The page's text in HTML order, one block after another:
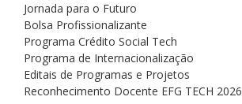
Jornada para o Futuro
Bolsa Profissionalizante
Programa Crédito Social Tech
Programa de Internacionalização
Editais de Programas e Projetos
Reconhecimento Docente EFG TECH 2026